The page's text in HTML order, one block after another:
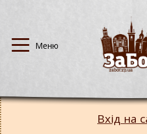
Вхід на